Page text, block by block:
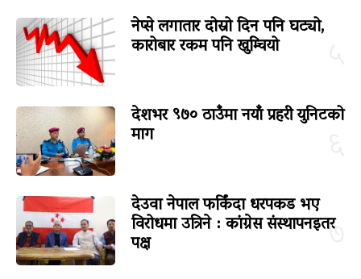
नेप्से लगातार दोस्रो दिन पनि घट्यो,
कारोबार रकम पनि खुम्चियो
देशभर ९७० ठाउँमा नयाँ प्रहरी युनिटको
माग
७
देउवा नेपाल फर्किंदा धरपकड भए
विरोधमा उत्रिने : कांग्रेस संस्थापनइतर
पक्ष